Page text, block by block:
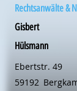
Rechtsanwälte &
Gisbert
Hülsmann
Ebertstr. 49
59192